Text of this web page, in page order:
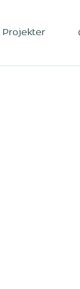
Projekter